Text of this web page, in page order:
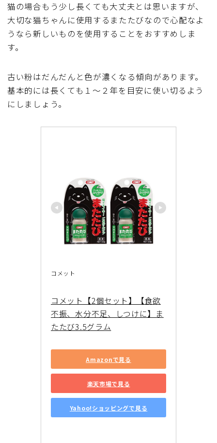
猫の場合もう少し長くても大丈夫とは思いますが、
大切な猫ちゃんに使用するまたたびなので心配なよ
うなら新しいものを使用することをおすすめしま
す。
古い粉はだんだんと色が濃くなる傾向があります。
基本的には長くても１〜２年を目安に使い切るよう
にしましょう。
コメット
コメット【2個セット】【食欲
不振、水分不足、しつけに】ま
たたび3.5グラム
Amazonで見る
楽天市場で見る
Yahoo!ショッピングで見る